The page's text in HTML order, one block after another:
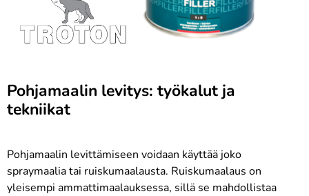
Pohjamaalin levitys: työkalut ja
tekniikat
Pohjamaalin levittämiseen voidaan käyttää joko
spraymaalia tai ruiskumaalausta. Ruiskumaalaus on
yleisempi ammattimaalauksessa, sillä se mahdollistaa